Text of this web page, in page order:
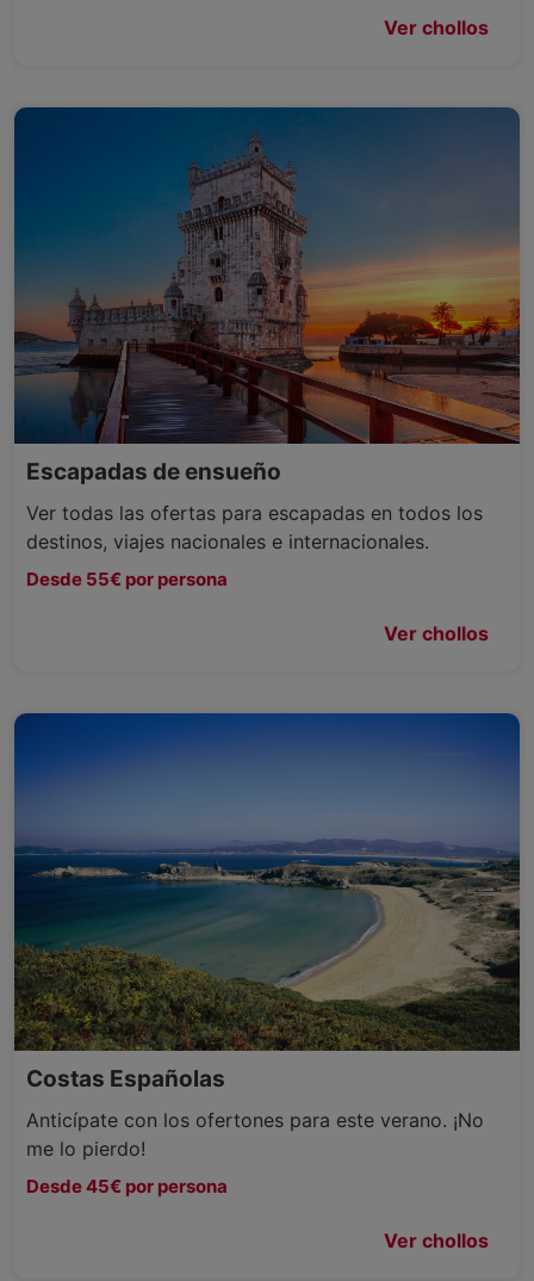
Ver chollos
Escapadas de ensueño
Ver todas las ofertas para escapadas en todos los
destinos, viajes nacionales e internacionales.
Desde 55€ por persona
Ver chollos
Costas Españolas
Anticípate con los ofertones para este verano. ¡No
me lo pierdo!
Desde 45€ por persona
Ver chollos